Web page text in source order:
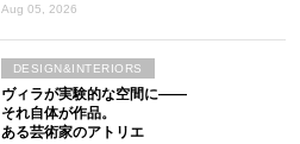
Aug 05, 2026
ヴィラが実験的な空間に――
それ自体が作品。
ある芸術家のアトリエ
DESIGN&INTERIORS